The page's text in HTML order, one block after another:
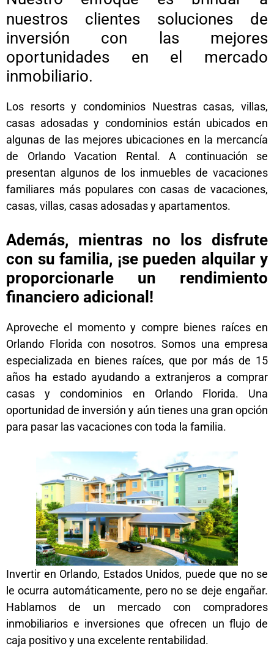
nuestros clientes soluciones de
inversión con las mejores
oportunidades en el mercado
inmobiliario.
Los resorts y condominios Nuestras casas, villas,
casas adosadas y condominios están ubicados en
algunas de las mejores ubicaciones en la mercancía
de Orlando Vacation Rental. A continuación se
presentan algunos de los inmuebles de vacaciones
familiares más populares con casas de vacaciones,
casas, villas, casas adosadas y apartamentos.
Además, mientras no los disfrute
con su familia, ¡se pueden alquilar y
proporcionarle un rendimiento
financiero adicional!
Aproveche el momento y compre bienes raíces en
Orlando Florida con nosotros. Somos una empresa
especializada en bienes raíces, que por más de 15
años ha estado ayudando a extranjeros a comprar
casas y condominios en Orlando Florida. Una
oportunidad de inversión y aún tienes una gran opción
para pasar las vacaciones con toda la familia.
Invertir en Orlando, Estados Unidos, puede que no se
le ocurra automáticamente, pero no se deje engañar.
Hablamos de un mercado con compradores
inmobiliarios e inversiones que ofrecen un flujo de
caja positivo y una excelente rentabilidad.